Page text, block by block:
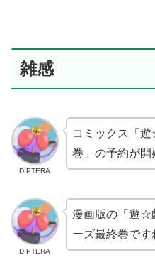
雑感
DIPTERA
コミックス「
巻」の予約が開
DIPTERA
漫画版の「遊☆
ーズ最終巻です